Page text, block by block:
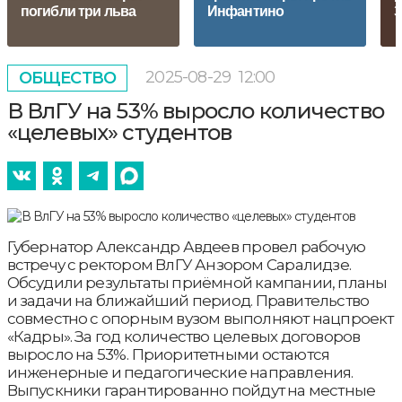
погибли три льва
Инфантино
ОБЩЕСТВО 2025-08-29 12:00
В ВлГУ на 53% выросло количество
«целевых» студентов
Губернатор Александр Авдеев провел рабочую
встречу с ректором ВлГУ Анзором Саралидзе.
Обсудили результаты приёмной кампании, планы
и задачи на ближайший период. Правительство
совместно с опорным вузом выполняют нацпроект
«Кадры». За год количество целевых договоров
выросло на 53%. Приоритетными остаются
инженерные и педагогические направления.
Выпускники гарантированно пойдут на местные